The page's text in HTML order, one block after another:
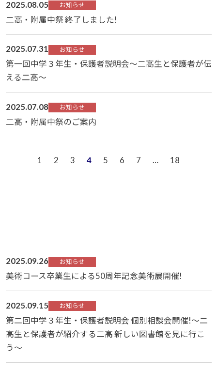
2025.08.05 お知らせ
二高・附属中祭 終了しました!
2025.07.31 お知らせ
第一回中学３年生・保護者説明会～二高生と保護者が伝
える二高～
2025.07.08 お知らせ
二高・附属中祭のご案内
1 2 3 4 5 6 7 … 18
2025.09.26 お知らせ
美術コース卒業生による50周年記念美術展開催!
2025.09.15 お知らせ
第二回中学３年生・保護者説明会 個別相談会開催!～二
高生と保護者が紹介する二高 新しい図書館を見に行こ
う～